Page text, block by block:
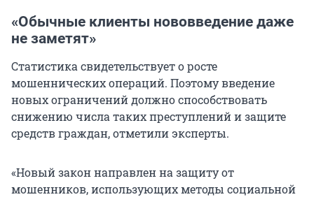
«Обычные клиенты нововведение даже
не заметят»
Статистика свидетельствует о росте
мошеннических операций. Поэтому введение
новых ограничений должно способствовать
снижению числа таких преступлений и защите
средств граждан, отметили эксперты.
«Новый закон направлен на защиту от
мошенников, использующих методы социальной